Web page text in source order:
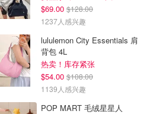
$69.00 $128.00
1237人感兴趣
lululemon City Essentials 肩
背包 4L
热卖！库存紧张
$54.00 $108.00
1139人感兴趣
POP MART 毛绒星星人